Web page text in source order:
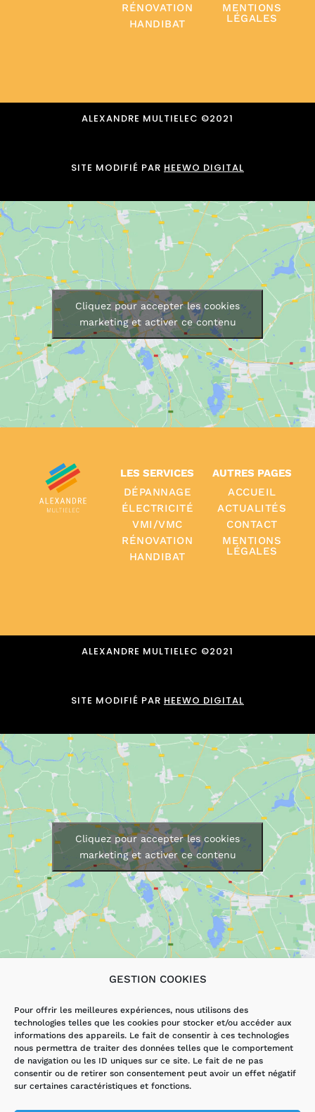
GESTION COOKIES
Pour offrir les meilleures expériences, nous utilisons des
technologies telles que les cookies pour stocker et/ou accéder aux
informations des appareils. Le fait de consentir à ces technologies
nous permettra de traiter des données telles que le comportement
de navigation ou les ID uniques sur ce site. Le fait de ne pas
consentir ou de retirer son consentement peut avoir un effet négatif
sur certaines caractéristiques et fonctions.
RÉNOVATION
HANDIBAT
MENTIONS
LÉGALES
ALEXANDRE MULTIELEC ©️2021
SITE MODIFIÉ PAR HEEWO DIGITAL
Cliquez pour accepter les cookies
marketing et activer ce contenu
LES SERVICES
DÉPANNAGE
ÉLECTRICITÉ
VMI/VMC
RÉNOVATION
HANDIBAT
AUTRES PAGES
ACCUEIL
ACTUALITÉS
CONTACT
MENTIONS
LÉGALES
ALEXANDRE MULTIELEC ©️2021
SITE MODIFIÉ PAR HEEWO DIGITAL
Cliquez pour accepter les cookies
marketing et activer ce contenu
LES SERVICES
DÉPANNAGE
ÉLECTRICITÉ
VMI/VMC
RÉNOVATION
HANDIBAT
AUTRES PAGES
ACCUEIL
ACTUALITÉS
CONTACT
MENTIONS